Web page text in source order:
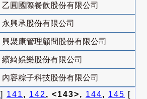
乙圓國際餐飲股份有限公司
永興承股份有限公司
興聚康管理顧問股份有限公司
繽綺娛樂股份有限公司
內容粽子科技股份有限公司
] 141 , 142 , <143>, 144, 145 [